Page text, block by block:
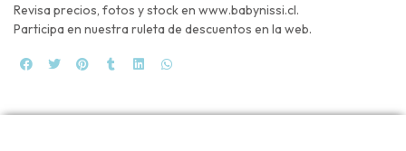
Revisa precios, fotos y stock en www.babynissi.cl.
Participa en nuestra ruleta de descuentos en la web.